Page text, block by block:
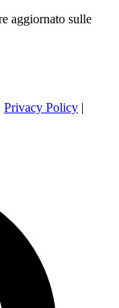
aggiornato sulle
Privacy Policy |